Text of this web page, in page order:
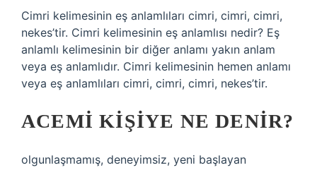
Cimri kelimesinin eş anlamlıları cimri, cimri, cimri,
nekes’tir. Cimri kelimesinin eş anlamlısı nedir? Eş
anlamlı kelimesinin bir diğer anlamı yakın anlam
veya eş anlamlıdır. Cimri kelimesinin hemen anlamı
veya eş anlamlıları cimri, cimri, cimri, nekes’tir.
ACEMI KIŞIYE NE DENIR?
olgunlaşmamış, deneyimsiz, yeni başlayan